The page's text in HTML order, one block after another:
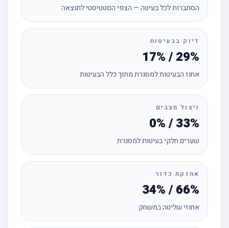
הסתברות לכל בעיטה — הצפי הסטטיסטי לתוצאה
דיוק בבעיטות
17% / 29%
אחוז הבעיטות למסגרת מתוך כלל הבעיטות
ניצול מצבים
0% / 33%
שערים חלקי בעיטות למסגרת
אחזקת כדור
34% / 66%
אחוזי שליטה במשחק